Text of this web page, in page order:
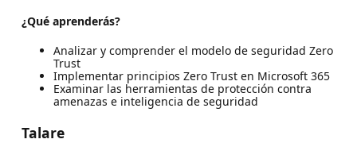
¿Qué aprenderás?
Analizar y comprender el modelo de seguridad Zero
Trust
Implementar principios Zero Trust en Microsoft 365
Examinar las herramientas de protección contra
amenazas e inteligencia de seguridad
Talare